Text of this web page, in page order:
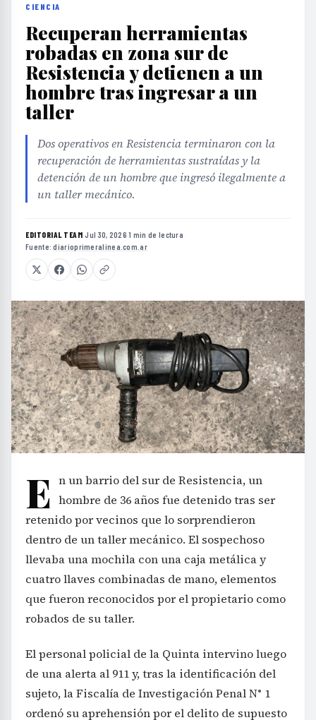
CIENCIA
Recuperan herramientas
robadas en zona sur de
Resistencia y detienen a un
hombre tras ingresar a un
taller
Dos operativos en Resistencia terminaron con la
recuperación de herramientas sustraídas y la
detención de un hombre que ingresó ilegalmente a
un taller mecánico.
EDITORIAL TEAM·Jul 30, 2026·1 min de lectura·
Fuente:diarioprimeralinea.com.ar
E n un barrio del sur de Resistencia, un
hombre de 36 años fue detenido tras ser
retenido por vecinos que lo sorprendieron
dentro de un taller mecánico. El sospechoso
llevaba una mochila con una caja metálica y
cuatro llaves combinadas de mano, elementos
que fueron reconocidos por el propietario como
robados de su taller.
El personal policial de la Quinta intervino luego
de una alerta al 911 y, tras la identificación del
sujeto, la Fiscalía de Investigación Penal N° 1
ordenó su aprehensión por el delito de supuesto